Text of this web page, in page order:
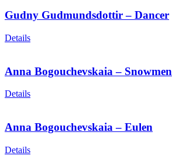
Gudny Gudmundsdottir – Dancer
Details
Anna Bogouchevskaia – Snowmen
Details
Anna Bogouchevskaia – Eulen
Details